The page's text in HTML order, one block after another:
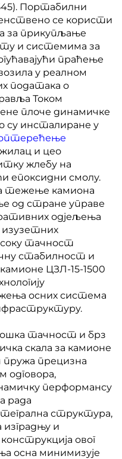
Портабилни
се користи
за прикупљање
и системима за
праћење
у реалном
података о
Током
плоче динамичке
су инсталиране у
оптерећење
и цео
жлебу на
епоксидни смолу.
тежење камиона
од стране управе
одјељења
изузетних
тачност
стабилност и
ЦЗЛ-15-1500
осних система
тачност и брз
скала за камионе
прецизна
одговора,
перформансу
рада
структура,
изградњу и
овог
осна минимизује